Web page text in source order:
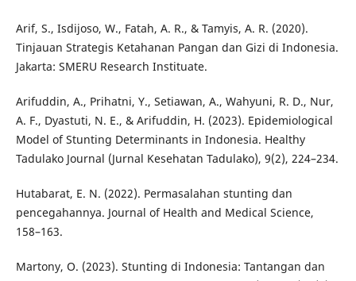
Arif, S., Isdijoso, W., Fatah, A. R., & Tamyis, A. R. (2020).
Tinjauan Strategis Ketahanan Pangan dan Gizi di Indonesia.
Jakarta: SMERU Research Instituate.
Arifuddin, A., Prihatni, Y., Setiawan, A., Wahyuni, R. D., Nur,
A. F., Dyastuti, N. E., & Arifuddin, H. (2023). Epidemiological
Model of Stunting Determinants in Indonesia. Healthy
Tadulako Journal (Jurnal Kesehatan Tadulako), 9(2), 224–234.
Hutabarat, E. N. (2022). Permasalahan stunting dan
pencegahannya. Journal of Health and Medical Science,
158–163.
Martony, O. (2023). Stunting di Indonesia: Tantangan dan